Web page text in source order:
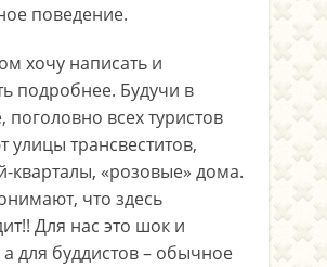
поведение.
хочу написать и
подробнее. Будучи в
поголовно всех туристов
улицы трансвеститов,
кварталы, «розовые» дома.
что здесь
Для нас это шок и
а для буддистов – обычное